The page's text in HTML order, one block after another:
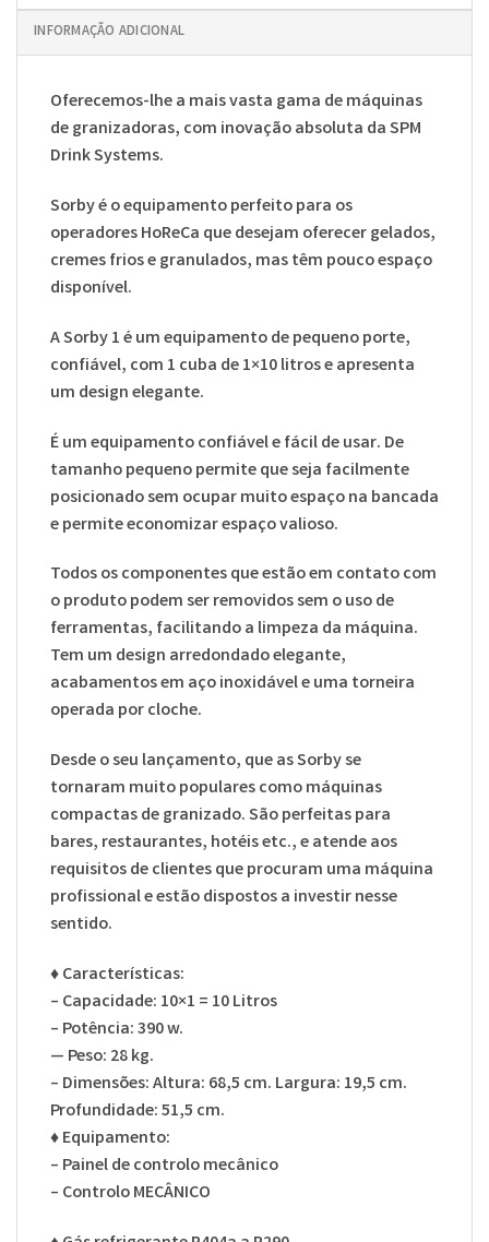
INFORMAÇÃO ADICIONAL
Oferecemos-lhe a mais vasta gama de máquinas
de granizadoras, com inovação absoluta da SPM
Drink Systems.
Sorby é o equipamento perfeito para os
operadores HoReCa que desejam oferecer gelados,
cremes frios e granulados, mas têm pouco espaço
disponível.
A Sorby 1 é um equipamento de pequeno porte,
confiável, com 1 cuba de 1×10 litros e apresenta
um design elegante.
É um equipamento confiável e fácil de usar. De
tamanho pequeno permite que seja facilmente
posicionado sem ocupar muito espaço na bancada
e permite economizar espaço valioso.
Todos os componentes que estão em contato com
o produto podem ser removidos sem o uso de
ferramentas, facilitando a limpeza da máquina.
Tem um design arredondado elegante,
acabamentos em aço inoxidável e uma torneira
operada por cloche.
Desde o seu lançamento, que as Sorby se
tornaram muito populares como máquinas
compactas de granizado. São perfeitas para
bares, restaurantes, hotéis etc., e atende aos
requisitos de clientes que procuram uma máquina
profissional e estão dispostos a investir nesse
sentido.
♦Características:
– Capacidade: 10×1 = 10 Litros
– Potência: 390 w.
— Peso: 28 kg.
– Dimensões: Altura: 68,5 cm. Largura: 19,5 cm.
Profundidade: 51,5 cm.
♦Equipamento:
– Painel de controlo mecânico
– Controlo MECÂNICO